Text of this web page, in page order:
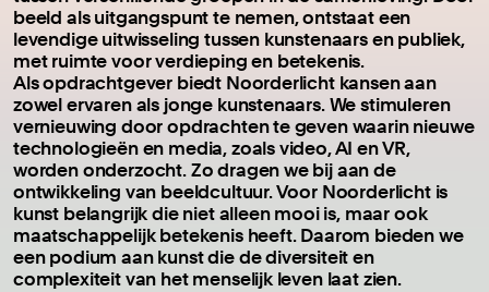
beeld als uitgangspunt te nemen, ontstaat een
levendige uitwisseling tussen kunstenaars en publiek,
met ruimte voor verdieping en betekenis.
Als opdrachtgever biedt Noorderlicht kansen aan
zowel ervaren als jonge kunstenaars. We stimuleren
vernieuwing door opdrachten te geven waarin nieuwe
technologieën en media, zoals video, AI en VR,
worden onderzocht. Zo dragen we bij aan de
ontwikkeling van beeldcultuur. Voor Noorderlicht is
kunst belangrijk die niet alleen mooi is, maar ook
maatschappelijk betekenis heeft. Daarom bieden we
een podium aan kunst die de diversiteit en
complexiteit van het menselijk leven laat zien.